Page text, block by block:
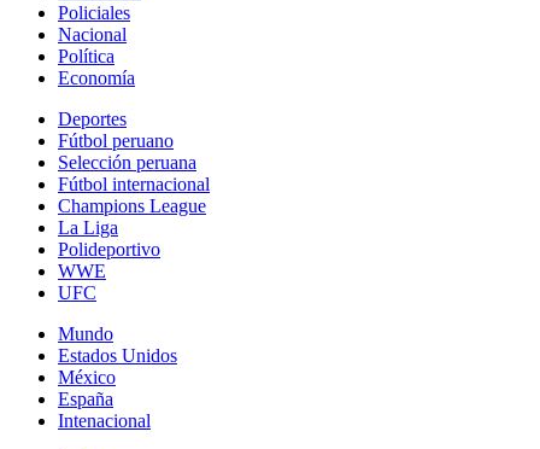
Policiales
Nacional
Política
Economía
Deportes
Fútbol peruano
Selección peruana
Fútbol internacional
Champions League
La Liga
Polideportivo
WWE
UFC
Mundo
Estados Unidos
México
España
Intenacional